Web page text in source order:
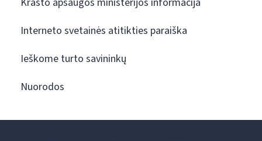
Interneto svetainės atitikties paraiška
Ieškome turto savininkų
Nuorodos